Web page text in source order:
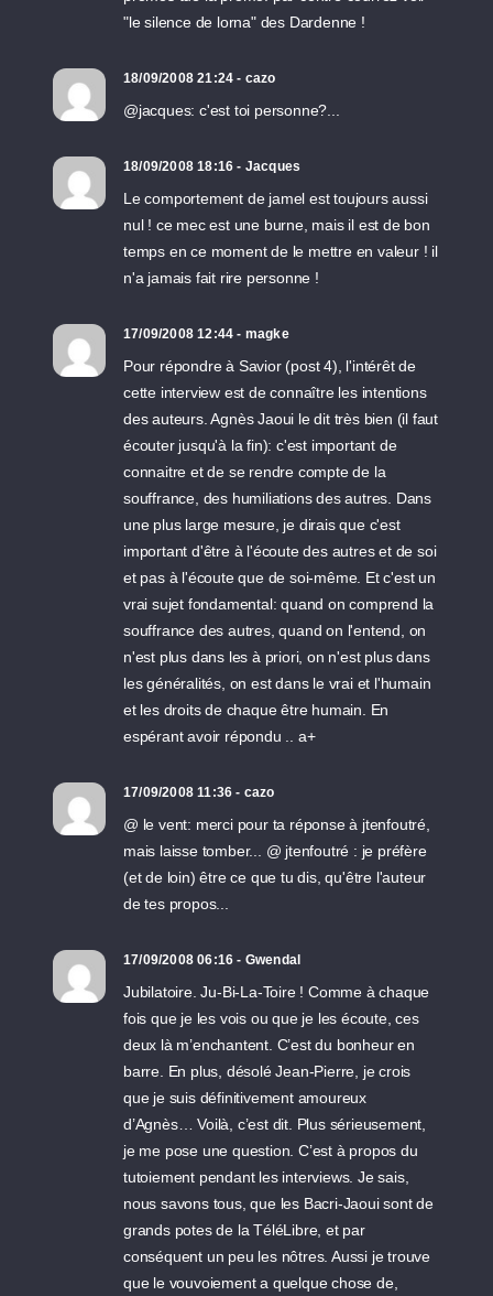
"le silence de lorna" des Dardenne !
18/09/2008 21:24 - cazo
@jacques: c'est toi personne?...
18/09/2008 18:16 - Jacques
Le comportement de jamel est toujours aussi
nul ! ce mec est une burne, mais il est de bon
temps en ce moment de le mettre en valeur ! il
n'a jamais fait rire personne !
17/09/2008 12:44 - magke
Pour répondre à Savior (post 4), l'intérêt de
cette interview est de connaître les intentions
des auteurs. Agnès Jaoui le dit très bien (il faut
écouter jusqu'à la fin): c'est important de
connaitre et de se rendre compte de la
souffrance, des humiliations des autres. Dans
une plus large mesure, je dirais que c'est
important d'être à l'écoute des autres et de soi
et pas à l'écoute que de soi-même. Et c'est un
vrai sujet fondamental: quand on comprend la
souffrance des autres, quand on l'entend, on
n'est plus dans les à priori, on n'est plus dans
les généralités, on est dans le vrai et l'humain
et les droits de chaque être humain. En
espérant avoir répondu .. a+
17/09/2008 11:36 - cazo
@ le vent: merci pour ta réponse à jtenfoutré,
mais laisse tomber... @ jtenfoutré : je préfère
(et de loin) être ce que tu dis, qu'être l'auteur
de tes propos...
17/09/2008 06:16 - Gwendal
Jubilatoire. Ju-Bi-La-Toire ! Comme à chaque
fois que je les vois ou que je les écoute, ces
deux là m’enchantent. C’est du bonheur en
barre. En plus, désolé Jean-Pierre, je crois
que je suis définitivement amoureux
d’Agnès… Voilà, c’est dit. Plus sérieusement,
je me pose une question. C’est à propos du
tutoiement pendant les interviews. Je sais,
nous savons tous, que les Bacri-Jaoui sont de
grands potes de la TéléLibre, et par
conséquent un peu les nôtres. Aussi je trouve
que le vouvoiement a quelque chose de,